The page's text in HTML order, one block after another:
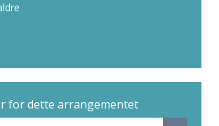
for dette arrangementet